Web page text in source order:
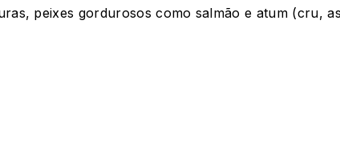
peixes gordurosos como salmão e atum (cru,